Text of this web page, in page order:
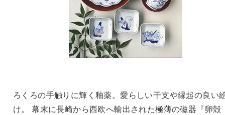
ろくろの手触りに輝く釉薬。愛らしい干支や縁起の良い
け。 幕末に長崎から西欧へ輸出された極薄の磁器『卵殻